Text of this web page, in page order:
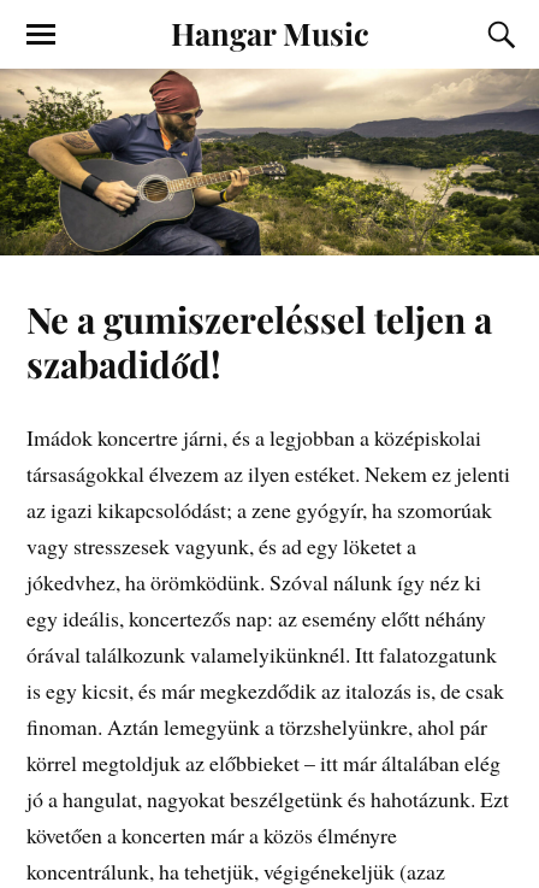
Hangar Music
Ne a gumiszereléssel teljen a
szabadidőd!
Imádok koncertre járni, és a legjobban a középiskolai
társaságokkal élvezem az ilyen estéket. Nekem ez jelenti
az igazi kikapcsolódást; a zene gyógyír, ha szomorúak
vagy stresszesek vagyunk, és ad egy löketet a
jókedvhez, ha örömködünk. Szóval nálunk így néz ki
egy ideális, koncertezős nap: az esemény előtt néhány
órával találkozunk valamelyikünknél. Itt falatozgatunk
is egy kicsit, és már megkezdődik az italozás is, de csak
finoman. Aztán lemegyünk a törzshelyünkre, ahol pár
körrel megtoldjuk az előbbieket – itt már általában elég
jó a hangulat, nagyokat beszélgetünk és hahotázunk. Ezt
követően a koncerten már a közös élményre
koncentrálunk, ha tehetjük, végigénekeljük (azaz